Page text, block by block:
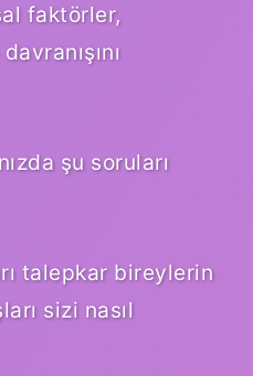
faktörler,
şu soruları
talepkar bireylerin
sizi nasıl